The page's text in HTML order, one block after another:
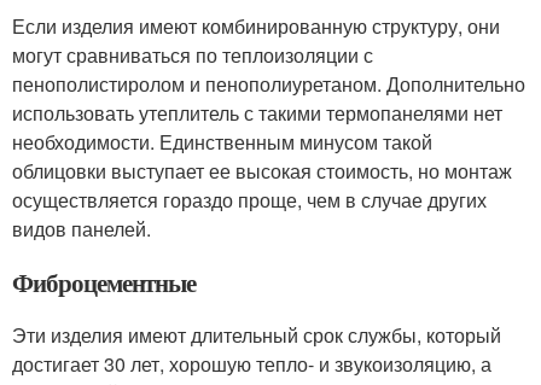
Если изделия имеют комбинированную структуру, они
могут сравниваться по теплоизоляции с
пенополистиролом и пенополиуретаном. Дополнительно
использовать утеплитель с такими термопанелями нет
необходимости. Единственным минусом такой
облицовки выступает ее высокая стоимость, но монтаж
осуществляется гораздо проще, чем в случае других
видов панелей.
Фиброцементные
Эти изделия имеют длительный срок службы, который
достигает 30 лет, хорошую тепло- и звукоизоляцию, а